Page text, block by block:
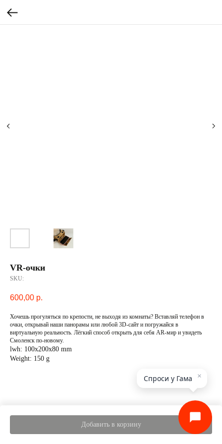
VR-очки
SKU:
600,00 р.
Добавить в корзину
Хочешь прогуляться по крепости, не выходя из комнаты? Вставляй телефон в
очки, открывай наши панорамы или любой 3D-сайт и погружайся в
виртуальную реальность. Лёгкий способ открыть для себя AR-мир и увидеть
Смоленск по-новому.
lwh: 100x200x80 mm
Weight: 150 g
×
Спроси у Гама